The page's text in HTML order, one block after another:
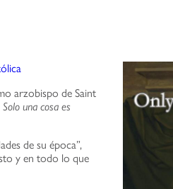
arzobispo de Saint
Solo una cosa es
de su época”,
y en todo lo que